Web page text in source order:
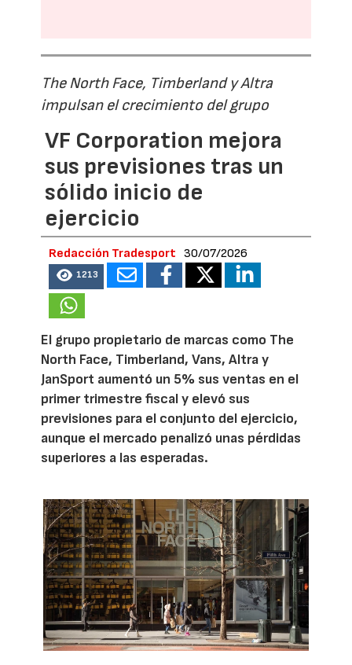
The North Face, Timberland y Altra
impulsan el crecimiento del grupo
VF Corporation mejora
sus previsiones tras un
sólido inicio de
ejercicio
Redacción Tradesport 30/07/2026
1213
El grupo propietario de marcas como The
North Face, Timberland, Vans, Altra y
JanSport aumentó un 5% sus ventas en el
primer trimestre fiscal y elevó sus
previsiones para el conjunto del ejercicio,
aunque el mercado penalizó unas pérdidas
superiores a las esperadas.